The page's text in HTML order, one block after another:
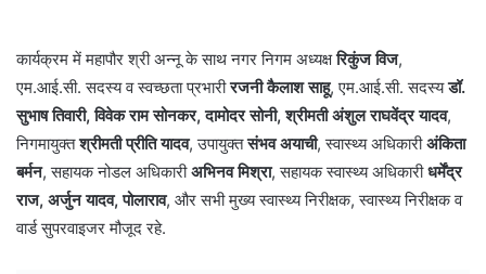
कार्यक्रम में महापौर श्री अन्नू के साथ नगर निगम अध्यक्षरिकुंज विज,
एम.आई.सी. सदस्य व स्वच्छता प्रभारीरजनी कैलाश साहू, एम.आई.सी. सदस्यडॉ.
सुभाष तिवारी, विवेक राम सोनकर, दामोदर सोनी, श्रीमती अंशुल राघवेंद्र यादव,
निगमायुक्तश्रीमती प्रीति यादव, उपायुक्तसंभव अयाची, स्वास्थ्य अधिकारीअंकिता
बर्मन, सहायक नोडल अधिकारीअभिनव मिश्रा, सहायक स्वास्थ्य अधिकारीधर्मेंद्र
राज, अर्जुन यादव, पोलाराव, और सभी मुख्य स्वास्थ्य निरीक्षक, स्वास्थ्य निरीक्षक व
वार्ड सुपरवाइजर मौजूद रहे.